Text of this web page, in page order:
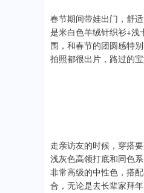
春节期间带娃出门，舒
是米白色羊绒针织衫+浅
围，和春节的团圆感特
拍照都很出片，路过的
走亲访友的时候，穿搭
浅灰色高领打底和同色
非常高级的中性色，搭
合，无论是去长辈家拜